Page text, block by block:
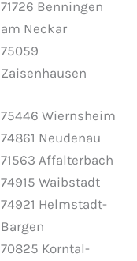
71726 Benningen
am Neckar
75059
Zaisenhausen
75446 Wiernsheim
74861 Neudenau
71563 Affalterbach
74915 Waibstadt
74921 Helmstadt-
Bargen
70825 Korntal-